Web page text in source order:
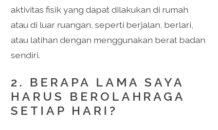
aktivitas fisik yang dapat dilakukan di rumah
atau di luar ruangan, seperti berjalan, berlari,
atau latihan dengan menggunakan berat badan
sendiri.
2. BERAPA LAMA SAYA
HARUS BEROLAHRAGA
SETIAP HARI?